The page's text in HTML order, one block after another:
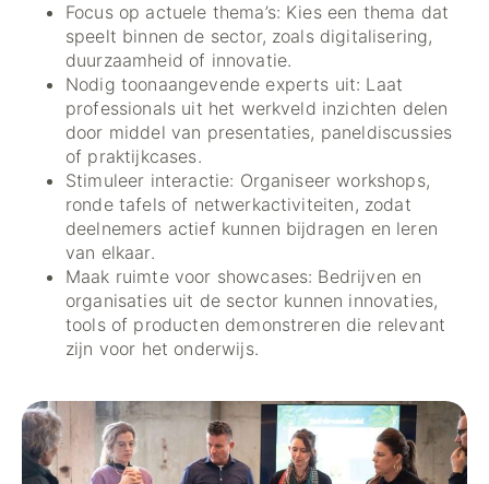
Focus op actuele thema’s: Kies een thema dat
speelt binnen de sector, zoals digitalisering,
duurzaamheid of innovatie.
Nodig toonaangevende experts uit: Laat
professionals uit het werkveld inzichten delen
door middel van presentaties, paneldiscussies
of praktijkcases.
Stimuleer interactie: Organiseer workshops,
ronde tafels of netwerkactiviteiten, zodat
deelnemers actief kunnen bijdragen en leren
van elkaar.
Maak ruimte voor showcases: Bedrijven en
organisaties uit de sector kunnen innovaties,
tools of producten demonstreren die relevant
zijn voor het onderwijs.